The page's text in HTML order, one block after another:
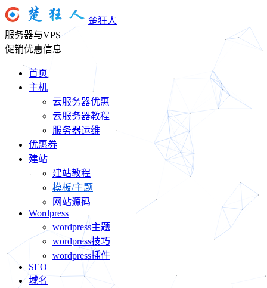
楚狂人
服务器与VPS
促销优惠信息
首页
主机
云服务器优惠
云服务器教程
服务器运维
优惠券
建站
建站教程
模板/主题
网站源码
Wordpress
wordpress主题
wordpress技巧
wordpress插件
SEO
域名